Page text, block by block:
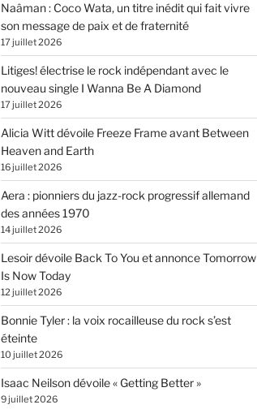
Naâman : Coco Wata, un titre inédit qui fait vivre
son message de paix et de fraternité
17 juillet 2026
Litiges! électrise le rock indépendant avec le
nouveau single I Wanna Be A Diamond
17 juillet 2026
Alicia Witt dévoile Freeze Frame avant Between
Heaven and Earth
16 juillet 2026
Aera : pionniers du jazz-rock progressif allemand
des années 1970
14 juillet 2026
Lesoir dévoile Back To You et annonce Tomorrow
Is Now Today
12 juillet 2026
Bonnie Tyler : la voix rocailleuse du rock s’est
éteinte
10 juillet 2026
Isaac Neilson dévoile « Getting Better »
9 juillet 2026